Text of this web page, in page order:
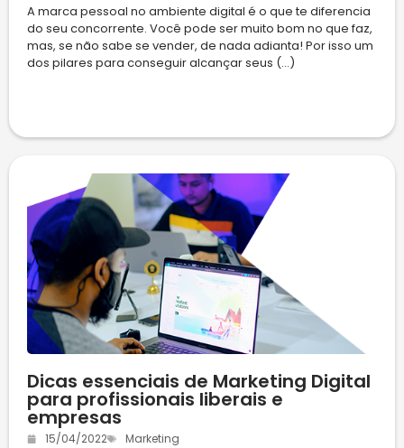
A marca pessoal no ambiente digital é o que te diferencia
do seu concorrente. Você pode ser muito bom no que faz,
mas, se não sabe se vender, de nada adianta! Por isso um
dos pilares para conseguir alcançar seus (...)
Dicas essenciais de Marketing Digital
para profissionais liberais e
empresas
15/04/2022 Marketing